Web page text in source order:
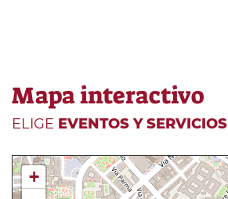
Mapa interactivo
ELIGE EVENTOS Y SERVICIOS
+